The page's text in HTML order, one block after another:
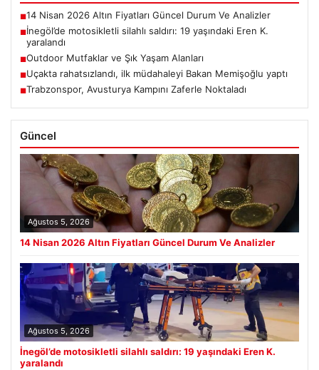
■14 Nisan 2026 Altın Fiyatları Güncel Durum Ve Analizler
■İnegöl’de motosikletli silahlı saldırı: 19 yaşındaki Eren K.
yaralandı
■Outdoor Mutfaklar ve Şık Yaşam Alanları
■Uçakta rahatsızlandı, ilk müdahaleyi Bakan Memişoğlu yaptı
■Trabzonspor, Avusturya Kampını Zaferle Noktaladı
Güncel
Ağustos 5, 2026
14 Nisan 2026 Altın Fiyatları Güncel Durum Ve Analizler
Ağustos 5, 2026
İnegöl’de motosikletli silahlı saldırı: 19 yaşındaki Eren K.
yaralandı